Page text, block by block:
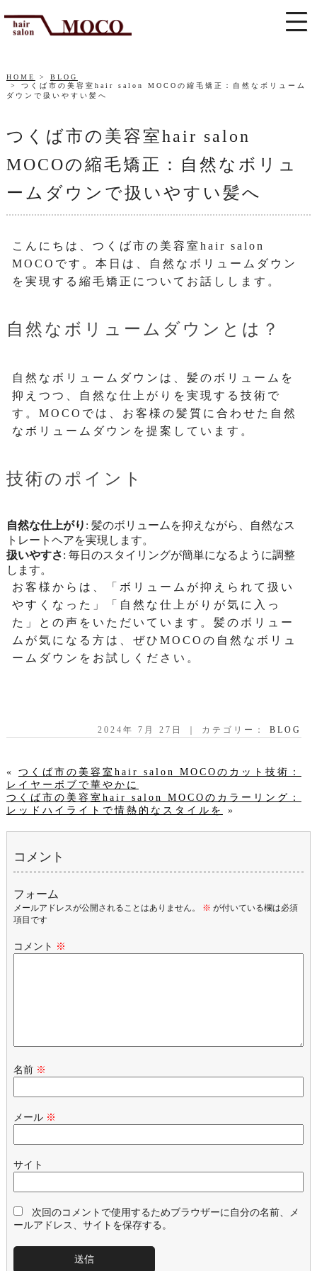
HOME
BLOG
つくば市の美容室hair salon MOCOの縮毛矯正：自然なボリューム
ダウンで扱いやすい髪へ
つくば市の美容室hair salon
MOCOの縮毛矯正：自然なボリュ
ームダウンで扱いやすい髪へ
こんにちは、つくば市の美容室hair salon
MOCOです。本日は、自然なボリュームダウン
を実現する縮毛矯正についてお話しします。
自然なボリュームダウンとは？
自然なボリュームダウンは、髪のボリュームを
抑えつつ、自然な仕上がりを実現する技術で
す。MOCOでは、お客様の髪質に合わせた自然
なボリュームダウンを提案しています。
技術のポイント
自然な仕上がり : 髪のボリュームを抑えながら、自然なス
トレートヘアを実現します。
扱いやすさ: 毎日のスタイリングが簡単になるように調整
します。
お客様からは、「ボリュームが抑えられて扱い
やすくなった」「自然な仕上がりが気に入っ
た」との声をいただいています。髪のボリュー
ムが気になる方は、ぜひMOCOの自然なボリュ
ームダウンをお試しください。
2024年 7月 27日 ｜ カテゴリー：BLOG
« つくば市の美容室hair salon MOCOのカット技術：
レイヤーボブで華やかに
つくば市の美容室hair salon MOCOのカラーリング：
レッドハイライトで情熱的なスタイルを
»
コメント
フォーム
メールアドレスが公開されることはありません。 ※ が付いている欄は必須
項目です
コメント ※
名前 ※
メール ※
サイト
次回のコメントで使用するためブラウザーに自分の名前、メ
ールアドレス、サイトを保存する。